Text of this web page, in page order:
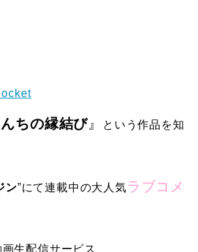
ちの縁結び』
という作品を知
ン”にて連載中の大人気ラブコメ
生配信サービス